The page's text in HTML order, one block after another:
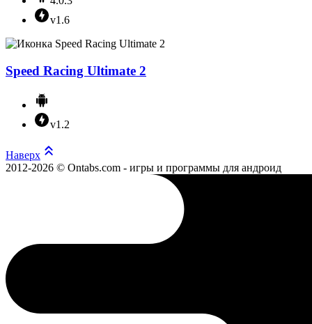
v1.6
Speed Racing Ultimate 2
v1.2
Наверх
2012-2026 © Ontabs.com - игры и программы для андроид